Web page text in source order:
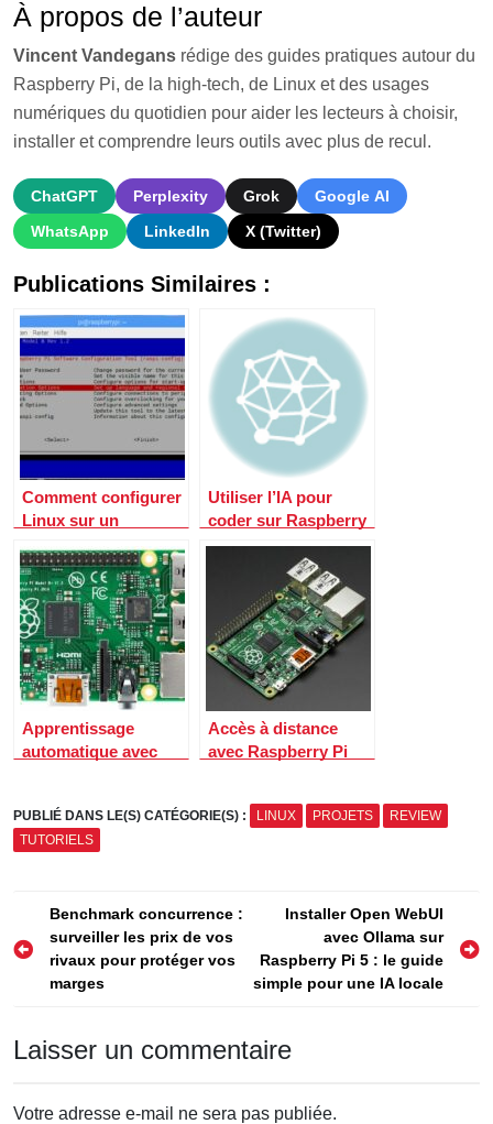
À propos de l’auteur
Vincent Vandegans rédige des guides pratiques autour du
Raspberry Pi, de la high-tech, de Linux et des usages
numériques du quotidien pour aider les lecteurs à choisir,
installer et comprendre leurs outils avec plus de recul.
ChatGPT Perplexity Grok
Google AI
WhatsApp
LinkedIn X (Twitter)
Publications Similaires :
Comment configurer
Linux sur un
Utiliser l’IA pour
coder sur Raspberry
Pi : les meilleurs
prompts à connaître
Apprentissage
automatique avec
Accès à distance
avec Raspberry Pi
PUBLIÉ DANS LE(S) CATÉGORIE(S) : LINUX PROJETS
REVIEW
TUTORIELS
Navigation
de
l’article
Benchmark concurrence :
surveiller les prix de vos
rivaux pour protéger vos
marges
Installer Open WebUI
avec Ollama sur
Raspberry Pi 5 : le guide
simple pour une IA locale
Laisser un commentaire
Votre adresse e-mail ne sera pas publiée.